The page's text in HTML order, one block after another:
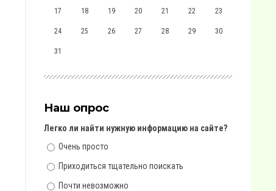
17 18 19 20 21 22 23
24 25 26 27 28 29 30
31
Наш опрос
Легко ли найти нужную информацию на сайте?
Очень просто
Приходиться тщательно поискать
Почти невозможно